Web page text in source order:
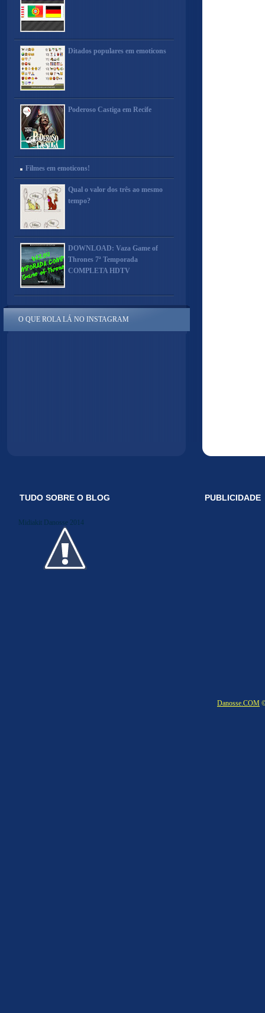
Ditados populares em emoticons
Poderoso Castiga em Recife
Filmes em emoticons!
Qual o valor dos três ao mesmo
tempo?
DOWNLOAD: Vaza Game of
Thrones 7ª Temporada
COMPLETA HDTV
O QUE ROLA LÁ NO INSTAGRAM
TUDO SOBRE O BLOG
Midiakit Danosse 2014
PUBLICIDADE
Danosse.COM